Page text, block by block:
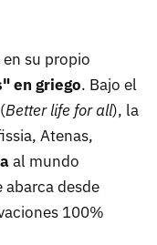
en su propio
en griego. Bajo el
Better life for all), la
Atenas,
al mundo
abarca desde
100%